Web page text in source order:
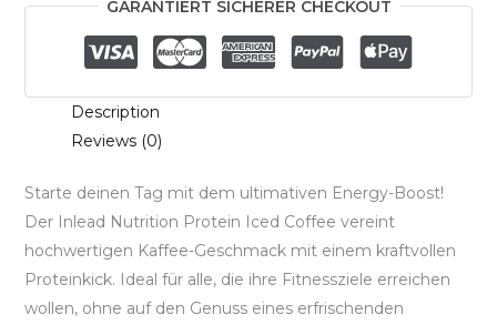
GARANTIERT SICHERER CHECKOUT
Description
Reviews (0)
Starte deinen Tag mit dem ultimativen Energy-Boost!
Der Inlead Nutrition Protein Iced Coffee vereint
hochwertigen Kaffee-Geschmack mit einem kraftvollen
Proteinkick. Ideal für alle, die ihre Fitnessziele erreichen
wollen, ohne auf den Genuss eines erfrischenden